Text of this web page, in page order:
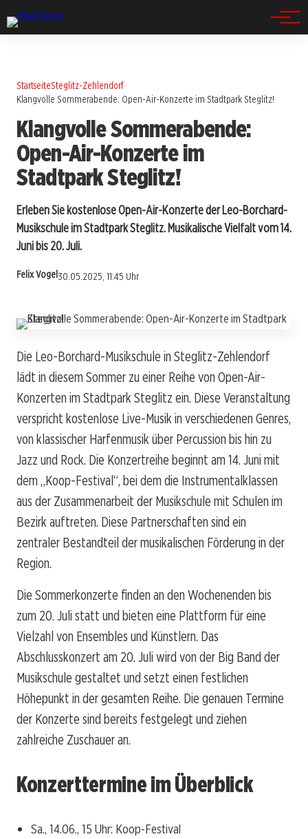
StartseiteSteglitz-Zehlendorf
Klangvolle Sommerabende: Open-Air-Konzerte im Stadtpark Steglitz!
Klangvolle Sommerabende:
Open-Air-Konzerte im
Stadtpark Steglitz!
Erleben Sie kostenlose Open-Air-Konzerte der Leo-Borchard-
Musikschule im Stadtpark Steglitz. Musikalische Vielfalt vom 14.
Juni bis 20. Juli.
Felix Vogel 30.05.2025, 11:45 Uhr
Die Leo-Borchard-Musikschule in Steglitz-Zehlendorf
lädt in diesem Sommer zu einer Reihe von Open-Air-
Konzerten im Stadtpark Steglitz ein. Diese Veranstaltung
verspricht kostenlose Live-Musik in verschiedenen Genres,
von klassischer Harfenmusik über Percussion bis hin zu
Jazz und Rock. Die Konzertreihe beginnt am 14. Juni mit
dem „Koop-Festival“, bei dem die Instrumentalklassen
aus der Zusammenarbeit der Musikschule mit Schulen im
Bezirk auftreten. Diese Partnerschaften sind ein
zentraler Bestandteil der musikalischen Förderung in der
Region.
Die Sommerkonzerte finden an den Wochenenden bis
zum 20. Juli statt und bieten eine Plattform für eine
Vielzahl von Ensembles und Künstlern. Das
Abschlusskonzert am 20. Juli wird von der Big Band der
Musikschule gestaltet und setzt einen festlichen
Höhepunkt in der gesamten Reihe. Die genauen Termine
der Konzerte sind bereits festgelegt und ziehen
zahlreiche Zuschauer an.
Konzerttermine im Überblick
Sa., 14.06., 15 Uhr: Koop-Festival